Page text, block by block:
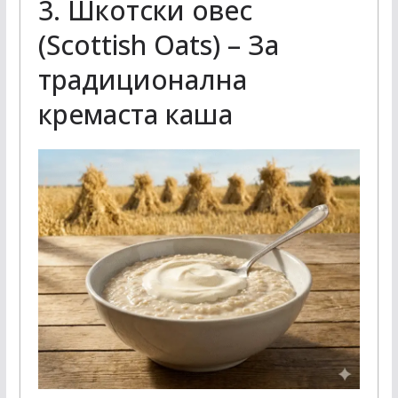
3. Шкотски овес
(Scottish Oats) – За
традиционална
кремаста каша